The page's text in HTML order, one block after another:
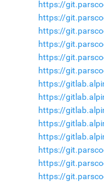
https://
https://
https://
https://
https://
https://
https://
https://
https://
https://
https://
https://
https://
https://